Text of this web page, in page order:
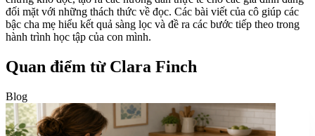
đối mặt với những thách thức về đọc. Các bài viết của cô giúp các
bậc cha mẹ hiểu kết quả sàng lọc và đề ra các bước tiếp theo trong
hành trình học tập của con mình.
Quan điểm từ Clara Finch
Blog